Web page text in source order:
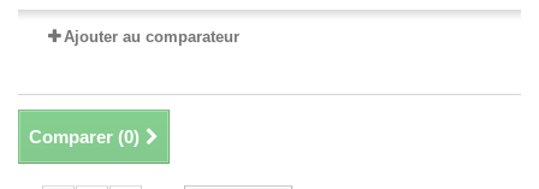
Ajouter au comparateur
Comparer (0)